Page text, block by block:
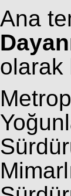
Ana
olarak